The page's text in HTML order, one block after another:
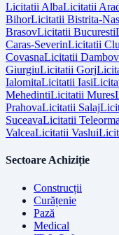
Licitatii AlbaLicitatii
BihorLicitatii Bistrita-
BrasovLicitatii Bucuresti
Caras-SeverinLicitatii
CovasnaLicitatii
GiurgiuLicitatii Gorj
IalomitaLicitatii Iasi
MehedintiLicitatii Mures
PrahovaLicitatii Salaj
SuceavaLicitatii
ValceaLicitatii Vaslui
Sectoare Achiziție
Construcții
Curățenie
Pază
Medical